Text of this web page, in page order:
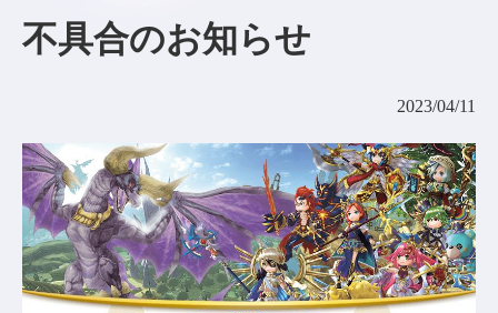
その他
コミュニティ
AGREEMENT&LICENCE
不具合のお知らせ
2023/04/11